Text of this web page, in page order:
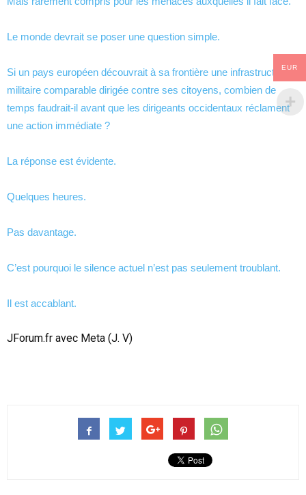
Le monde devrait se poser une question simple.
Si un pays européen découvrait à sa frontière une infrastructure
militaire comparable dirigée contre ses citoyens, combien de
temps faudrait-il avant que les dirigeants occidentaux réclament
une action immédiate ?
La réponse est évidente.
Quelques heures.
Pas davantage.
C’est pourquoi le silence actuel n’est pas seulement troublant.
Il est accablant.
JForum.fr avec Meta (J. V)
EUR